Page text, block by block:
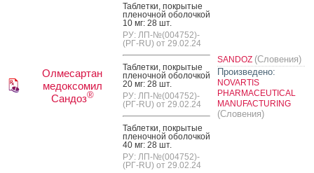
Олмесартан
медоксомил
Сандоз®
Таб­летки, пок­ры­тые
пле­ноч­ной обо­лоч­кой
10 мг: 28 шт.
РУ: ЛП-№(004752)-
(РГ-RU) от 29.02.24
Таб­летки, пок­ры­тые
пле­ноч­ной обо­лоч­кой
20 мг: 28 шт.
РУ: ЛП-№(004752)-
(РГ-RU) от 29.02.24
Таб­летки, пок­ры­тые
пле­ноч­ной обо­лоч­кой
40 мг: 28 шт.
РУ: ЛП-№(004752)-
(РГ-RU) от 29.02.24
SANDOZ (Словения)
Произведено:
NOVARTIS
PHARMACEUTICAL
MANUFACTURING
(Словения)